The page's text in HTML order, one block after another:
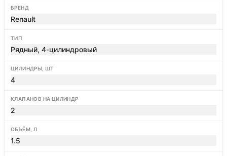
БРЕНД
Renault
ТИП
Рядный, 4-цилиндровый
ЦИЛИНДРЫ, ШТ
4
КЛАПАНОВ НА ЦИЛИНДР
2
ОБЪЁМ, Л
1.5